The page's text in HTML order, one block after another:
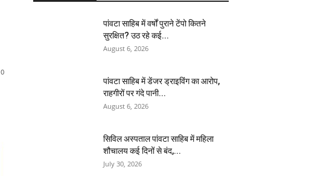
0
पांवटा साहिब में वर्षों पुराने टेंपो कितने
सुरक्षित? उठ रहे कई...
August 6, 2026
पांवटा साहिब में डेंजर ड्राइविंग का आरोप,
राहगीरों पर गंदे पानी...
August 6, 2026
सिविल अस्पताल पांवटा साहिब में महिला
शौचालय कई दिनों से बंद,...
July 30, 2026